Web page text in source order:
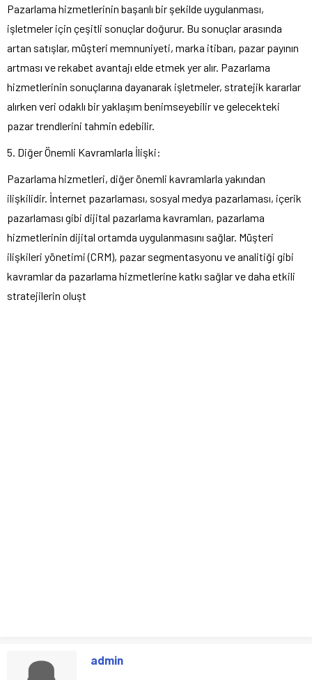
Pazarlama hizmetlerinin başarılı bir şekilde uygulanması,
işletmeler için çeşitli sonuçlar doğurur. Bu sonuçlar arasında
artan satışlar, müşteri memnuniyeti, marka itibarı, pazar payının
artması ve rekabet avantajı elde etmek yer alır. Pazarlama
hizmetlerinin sonuçlarına dayanarak işletmeler, stratejik kararlar
alırken veri odaklı bir yaklaşım benimseyebilir ve gelecekteki
pazar trendlerini tahmin edebilir.
5. Diğer Önemli Kavramlarla İlişki:
Pazarlama hizmetleri, diğer önemli kavramlarla yakından
ilişkilidir. İnternet pazarlaması, sosyal medya pazarlaması, içerik
pazarlaması gibi dijital pazarlama kavramları, pazarlama
hizmetlerinin dijital ortamda uygulanmasını sağlar. Müşteri
ilişkileri yönetimi (CRM), pazar segmentasyonu ve analitiği gibi
kavramlar da pazarlama hizmetlerine katkı sağlar ve daha etkili
stratejilerin oluşt
admin